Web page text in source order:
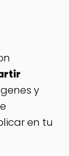
y
en tu